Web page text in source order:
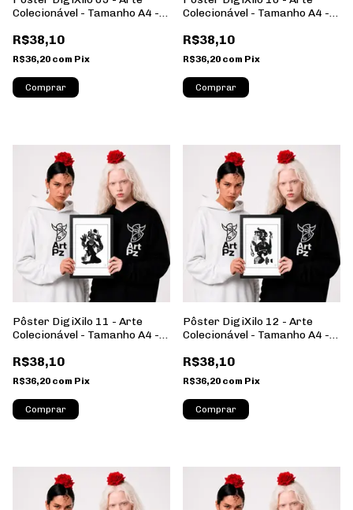
Colecionável - Tamanho A4 -
Retrato
R$38,10
R$36,20 com Pix
Comprar
Colecionável - Tamanho A4 -
Retrato
R$38,10
R$36,20 com Pix
Comprar
Pôster DigiXilo 11 - Arte
Colecionável - Tamanho A4 -
Retrato
R$38,10
R$36,20 com Pix
Comprar
Pôster DigiXilo 12 - Arte
Colecionável - Tamanho A4 -
Retrato
R$38,10
R$36,20 com Pix
Comprar